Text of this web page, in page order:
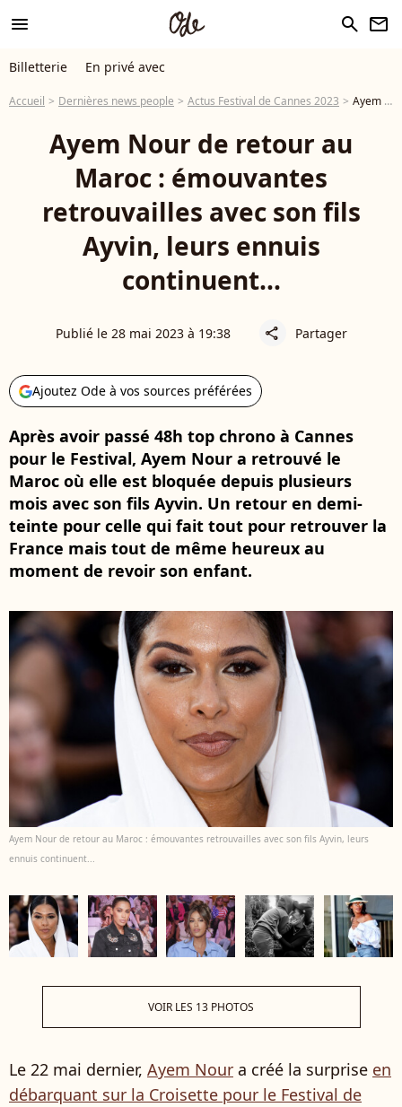
menu search newsletter
Billetterie En privé avec
Accueil Dernières news people Actus Festival de Cannes 2023 Ayem Nour de retour au Maroc : émouvantes retrouvailles avec son fils Ayvin, leurs ennuis continuent...
Ayem Nour de retour au
Maroc : émouvantes
retrouvailles avec son fils
Ayvin, leurs ennuis
continuent...
Publié le 28 mai 2023 à 19:38 share Partager
Ajoutez Ode à vos sources préférées
Après avoir passé 48h top chrono à Cannes
pour le Festival, Ayem Nour a retrouvé le
Maroc où elle est bloquée depuis plusieurs
mois avec son fils Ayvin. Un retour en demi-
teinte pour celle qui fait tout pour retrouver la
France mais tout de même heureux au
moment de revoir son enfant.
Ayem Nour de retour au Maroc : émouvantes retrouvailles avec son fils Ayvin, leurs
ennuis continuent...
VOIR LES 13 PHOTOS
Le 22 mai dernier, Ayem Nour a créé la surprise en
débarquant sur la Croisette pour le Festival de